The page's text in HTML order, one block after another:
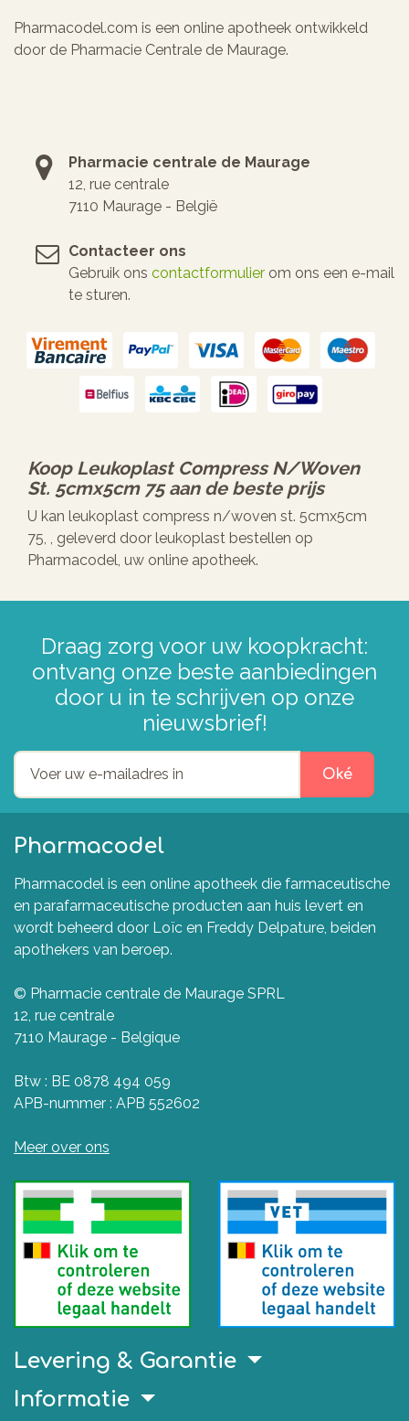
Pharmacodel.com is een online apotheek ontwikkeld
door de Pharmacie Centrale de Maurage.
Pharmacie centrale de Maurage
12, rue centrale
7110 Maurage - België
Contacteer ons
Gebruik ons contactformulier om ons een e-mail
te sturen.
Koop Leukoplast Compress N/woven
St. 5cmx5cm 75aan de beste prijs
U kan leukoplast compress n/woven st. 5cmx5cm
75, , geleverd door leukoplast bestellen op
Pharmacodel, uw online apotheek.
Draag zorg voor uw koopkracht:
ontvang onze beste aanbiedingen
door u in te schrijven op onze
nieuwsbrief!
Oké
Pharmacodel
Pharmacodel is een online apotheek die farmaceutische
en parafarmaceutische producten aan huis levert en
wordt beheerd door Loïc en Freddy Delpature, beiden
apothekers van beroep.
© Pharmacie centrale de Maurage SPRL
12, rue centrale
7110 Maurage - Belgique
Btw : BE 0878 494 059
APB-nummer : APB 552602
Meer over ons
Levering & Garantie
Informatie